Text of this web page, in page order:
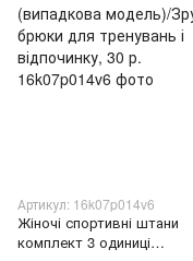
Артикул: 16k07p014v6
Жіночі спортивні штани
комплект 3 одиниці